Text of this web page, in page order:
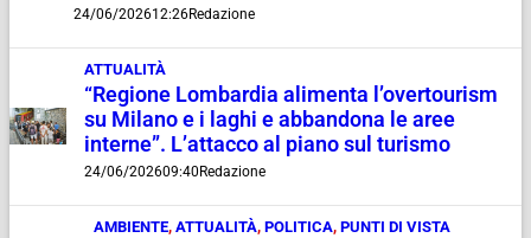
24/06/202612:26Redazione
ATTUALITÀ
“Regione Lombardia alimenta l’overtourism
su Milano e i laghi e abbandona le aree
interne”. L’attacco al piano sul turismo
24/06/202609:40Redazione
AMBIENTE, ATTUALITÀ, POLITICA, PUNTI DI VISTA